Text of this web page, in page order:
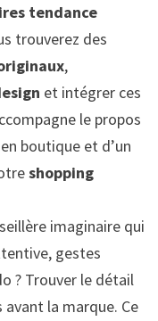
tendance
trouverez des
,
et intégrer ces
le propos
boutique et d’un
shopping
imaginaire qui
gestes
? Trouver le détail
la marque. Ce